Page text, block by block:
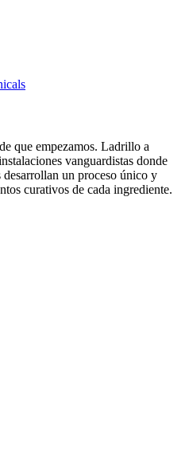
que empezamos. Ladrillo a
vanguardistas donde
un proceso único y
curativos de cada ingrediente.